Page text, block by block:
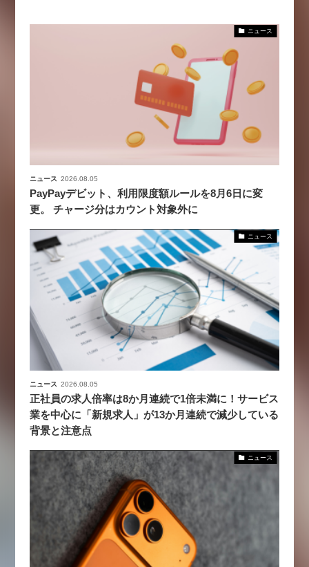
ニュース
ニュース 2026.08.05
PayPayデビット、利用限度額ルールを8月6日に変
更。 チャージ分はカウント対象外に
ニュース
ニュース 2026.08.05
正社員の求人倍率は8か月連続で1倍未満に！サービス
業を中心に「新規求人」が13か月連続で減少している
背景と注意点
ニュース